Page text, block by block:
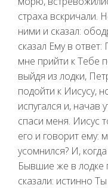
страха вскричали.
ними и сказал:
сказал Ему в
мне прийти к Тебе
выйдя из лодки,
подойти к Иисусу,
испугался и, начав
спаси меня. Иисус
его и говорит ему:
усомнился? И,
Бывшие же в лодке
сказали: истинно